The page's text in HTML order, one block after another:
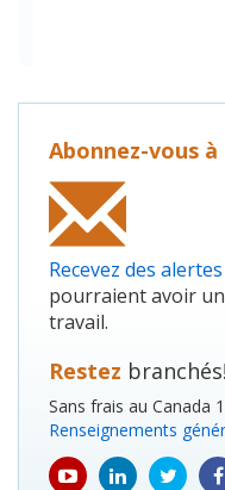
Abonnez-vous à
Recevez des
pourraient avoir
travail.
Restez branchés!
Sans frais au Canada
Renseignements
youtubeLinkedinTwitter